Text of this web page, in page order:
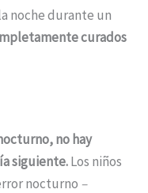
noche durante un
curados
no hay
siguiente.Los niños
nocturno –